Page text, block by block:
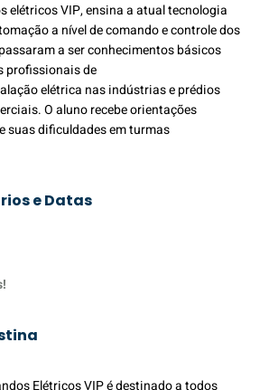
elétricos VIP, ensina a atual tecnologia
a nível de comando e controle dos
a ser conhecimentos básicos
profissionais de
elétrica nas indústrias e prédios
O aluno recebe orientações
suas dificuldades em turmas
e Datas
Elétricos VIP é destinado a todos